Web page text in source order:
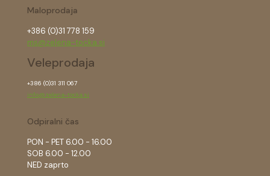
Maloprodaja
+386 (0)31 778 159
ms@zelena-tocka.si
Veleprodaja
+386 (0)31 311 067
info@zelena-tocka.si
Odpiralni čas
PON - PET 6.00 - 16.00
SOB 6.00 - 12.00
NED zaprto